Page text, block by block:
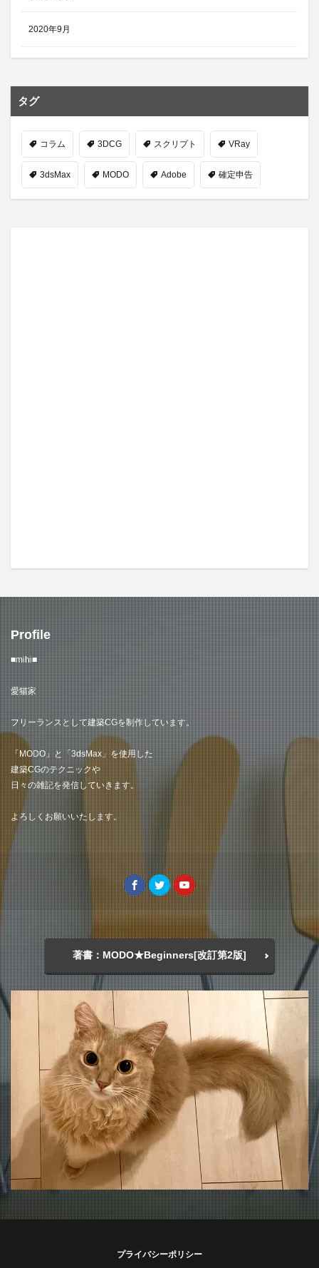
2020年9月
タグ
コラム 3DCG スクリプト VRay
3dsMax MODO Adobe 確定申告
Profile
■mihi■
愛猫家
フリーランスとして建築CGを制作しています。
「MODO」と「3dsMax」を使用した
建築CGのテクニックや
日々の雑記を発信していきます。
よろしくお願いいたします。
著書：MODO★Beginners[改訂第2版]
プライバシーポリシー